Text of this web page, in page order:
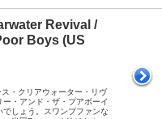
Revival /
Boys (US
・クリアウォーター・リヴ
・アンド・ザ・プアボーイ
しょう。スワンプファンな